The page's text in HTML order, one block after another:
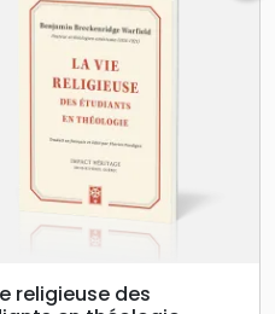
APERÇU RAPIDE
religieuse des